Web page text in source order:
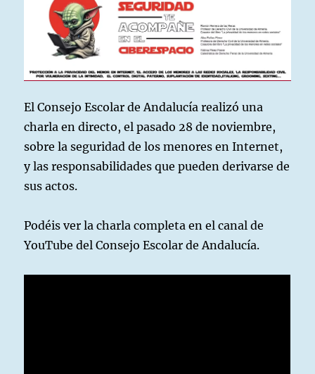
El Consejo Escolar de Andalucía realizó una
charla en directo, el pasado 28 de noviembre,
sobre la seguridad de los menores en Internet,
y las responsabilidades que pueden derivarse de
sus actos.
Podéis ver la charla completa en el canal de
YouTube del Consejo Escolar de Andalucía.